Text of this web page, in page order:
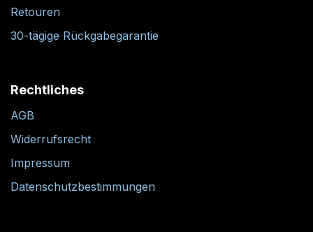
Retouren
30-tägige Rückgabegarantie
Rechtliches
AGB
Widerrufsrecht
Impressum
Datenschutzbestimmungen